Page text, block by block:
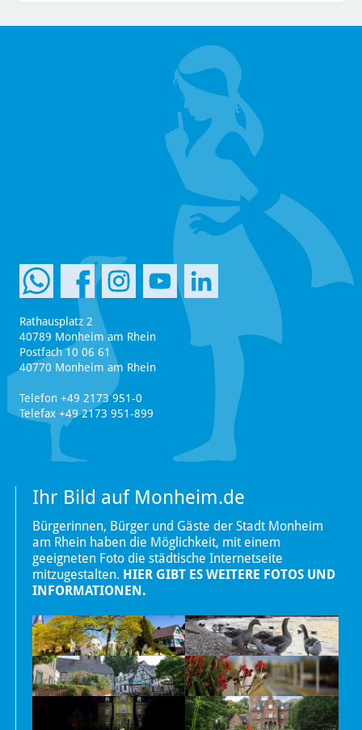
Rathausplatz 2
40789 Monheim am Rhein
Postfach 10 06 61
40770 Monheim am Rhein
Telefon +49 2173 951-0
Telefax +49 2173 951-899
Ihr Bild auf Monheim.de
Bürgerinnen, Bürger und Gäste der Stadt Monheim
am Rhein haben die Möglichkeit, mit einem
geeigneten Foto die städtische Internetseite
mitzugestalten. HIER GIBT ES WEITERE FOTOS UND
INFORMATIONEN.